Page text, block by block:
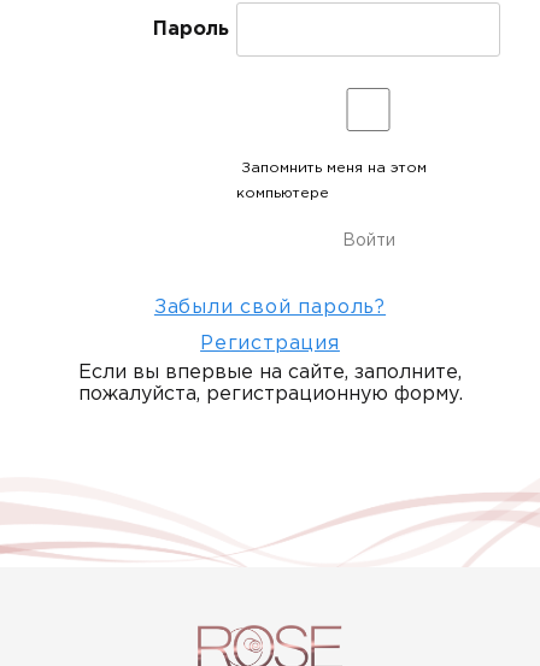
Пароль
Запомнить меня на этом
компьютере
Забыли свой пароль?
Регистрация
Если вы впервые на сайте, заполните,
пожалуйста, регистрационную форму.